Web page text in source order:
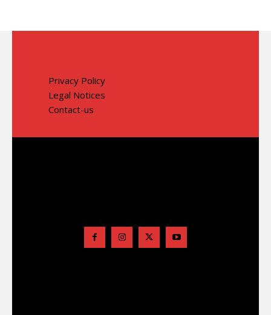
Privacy Policy
Legal Notices
Contact-us